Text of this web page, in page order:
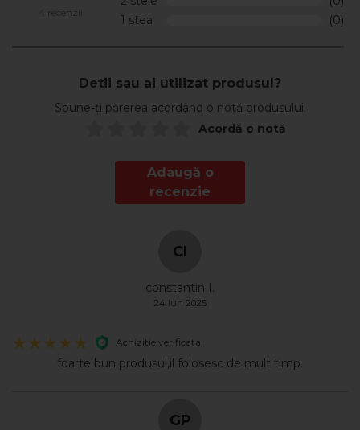
4 recenzii
1 stea
(0)
Detii sau ai utilizat produsul?
Spune-ți părerea acordând o notă produsului.
Acordă o notă
Adaugă o
recenzie
CI
constantin I.
24 Iun 2025
Achizitie verificata
foarte bun produsul,il folosesc de mult timp.
GP